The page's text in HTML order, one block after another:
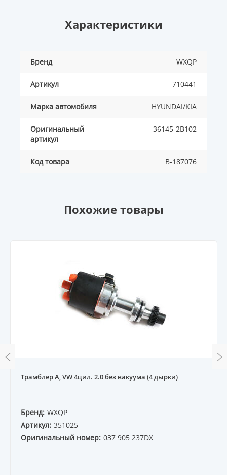
Характеристики
Бренд WXQP
Артикул 710441
Марка автомобиля HYUNDAI/KIA
Оригинальный
артикул
36145-2B102
Код товара B-187076
Похожие товары
Трамблер A, VW 4цил. 2.0 без вакуума (4 дырки)
Бренд: WXQP
Артикул: 351025
Оригинальный номер: 037 905 237DX